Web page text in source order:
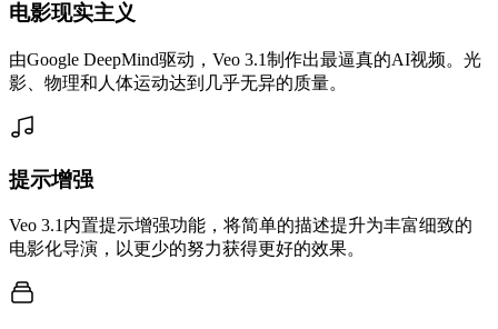
电影现实主义
由Google DeepMind驱动，Veo 3.1制作出最逼真的AI视频。光
影、物理和人体运动达到几乎无异的质量。
提示增强
Veo 3.1内置提示增强功能，将简单的描述提升为丰富细致的
电影化导演，以更少的努力获得更好的效果。